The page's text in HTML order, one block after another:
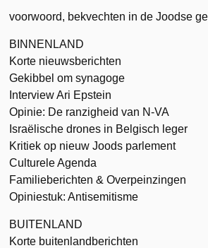
voorwoord, bekvechten in de Joodse
BINNENLAND
Korte nieuwsberichten
Gekibbel om synagoge
Interview Ari Epstein
Opinie: De ranzigheid van N-VA
Israëlische drones in Belgisch leger
Kritiek op nieuw Joods parlement
Culturele Agenda
Familieberichten & Overpeinzingen
Opiniestuk: Antisemitisme
BUITENLAND
Korte buitenlandberichten